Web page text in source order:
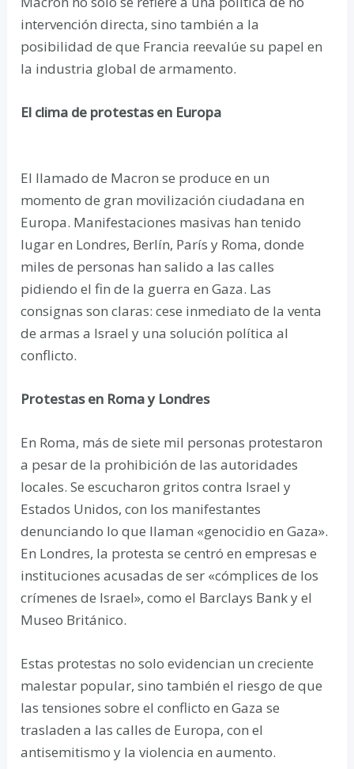
intervención directa, sino también a la
posibilidad de que Francia reevalúe su papel en
la industria global de armamento.
El clima de protestas en Europa
El llamado de Macron se produce en un
momento de gran movilización ciudadana en
Europa. Manifestaciones masivas han tenido
lugar en Londres, Berlín, París y Roma, donde
miles de personas han salido a las calles
pidiendo el fin de la guerra en Gaza. Las
consignas son claras: cese inmediato de la venta
de armas a Israel y una solución política al
conflicto.
Protestas en Roma y Londres
En Roma, más de siete mil personas protestaron
a pesar de la prohibición de las autoridades
locales. Se escucharon gritos contra Israel y
Estados Unidos, con los manifestantes
denunciando lo que llaman «genocidio en Gaza».
En Londres, la protesta se centró en empresas e
instituciones acusadas de ser «cómplices de los
crímenes de Israel», como el Barclays Bank y el
Museo Británico.
Estas protestas no solo evidencian un creciente
malestar popular, sino también el riesgo de que
las tensiones sobre el conflicto en Gaza se
trasladen a las calles de Europa, con el
antisemitismo y la violencia en aumento.